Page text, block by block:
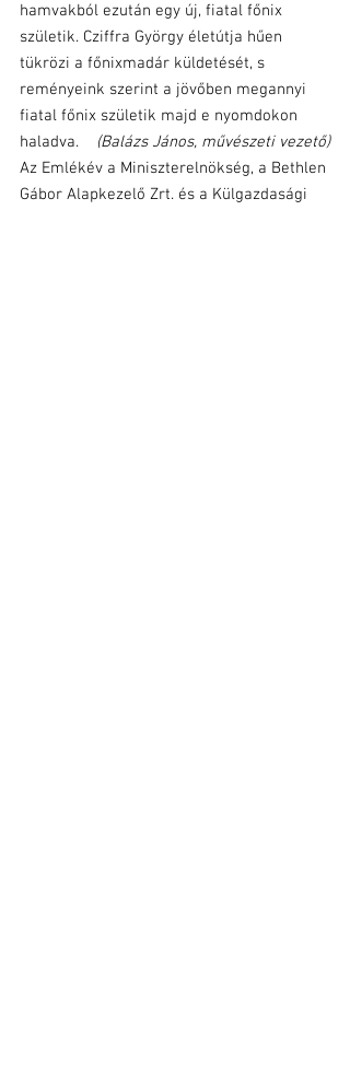
hamvakból ezután egy új, fiatal főnix
születik. Cziffra György életútja hűen
tükrözi a főnixmadár küldetését, s
reményeink szerint a jövőben megannyi
fiatal főnix születik majd e nyomdokon
haladva.
(Balázs János, művészeti vezető)
Az Emlékév a Miniszterelnökség, a Bethlen
Gábor Alapkezelő Zrt. és a Külgazdasági